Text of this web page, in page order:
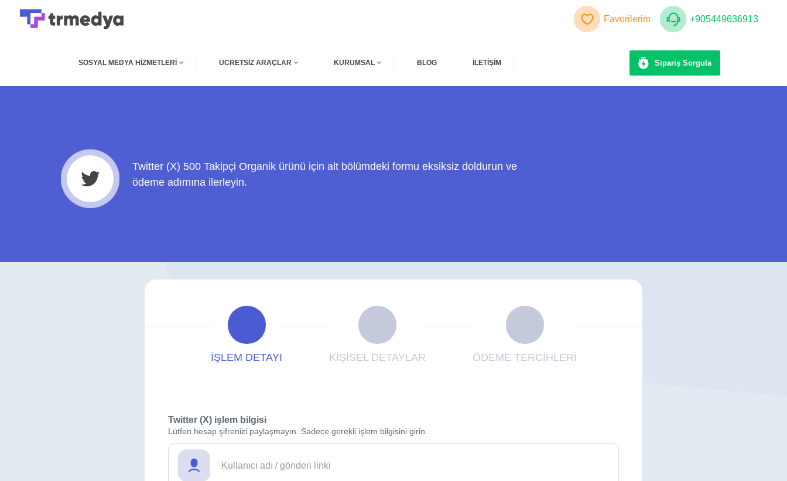
Favorilerim +905449636913
SOSYAL MEDYA HIZMETLERI ÜCRETSIZ ARAÇLAR KURUMSAL BLOG İLETİŞİM Sipariş Sorgula
Twitter (X) 500 Takipçi Organik ürünü için alt bölümdeki formu eksiksiz doldurun ve
ödeme adımına ilerleyin.
İŞLEM DETAYI KİŞİSEL DETAYLAR ÖDEME TERCİHLERİ
Twitter (X) işlem bilgisi
Lütfen hesap şifrenizi paylaşmayın. Sadece gerekli işlem bilgisini girin.